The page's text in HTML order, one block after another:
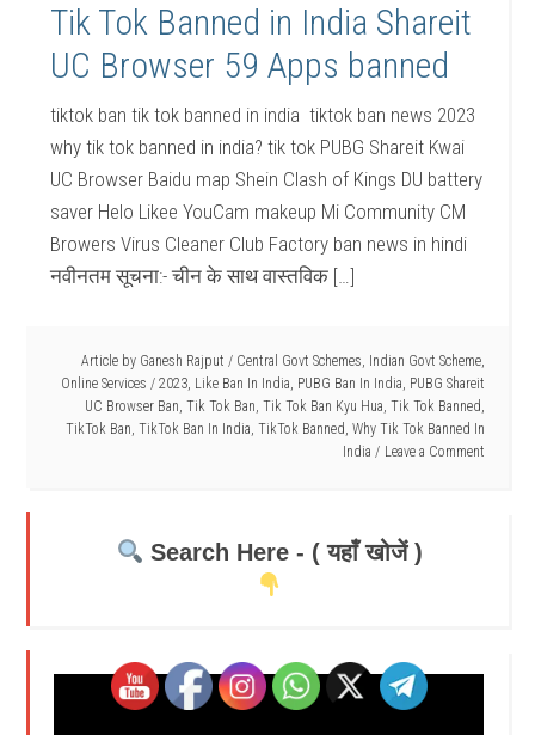
Tik Tok Banned in India Shareit
UC Browser 59 Apps banned
tiktok ban tik tok banned in india tiktok ban news 2023
why tik tok banned in india? tik tok PUBG Shareit Kwai
UC Browser Baidu map Shein Clash of Kings DU battery
saver Helo Likee YouCam makeup Mi Community CM
Browers Virus Cleaner Club Factory ban news in hindi
नवीनतम सूचना:- चीन के साथ वास्तविक […]
Article by Ganesh Rajput / Central Govt Schemes, Indian Govt Scheme,
Online Services / 2023, Like Ban In India, PUBG Ban In India, PUBG Shareit
UC Browser Ban, Tik Tok Ban, Tik Tok Ban Kyu Hua, Tik Tok Banned,
TikTok Ban, TikTok Ban In India, TikTok Banned, Why Tik Tok Banned In
India
Leave a Comment
Search Here - ( यहाँ खोजें )